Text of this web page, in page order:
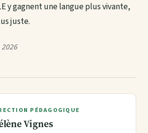
y gagnent une langue plus vivante,
juste.
PÉDAGOGIQUE
Vignes